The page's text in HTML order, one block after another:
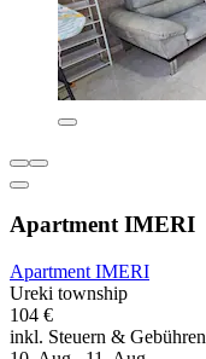
Apartment IMERI
Apartment IMERI
Ureki township
104 €
inkl. Steuern & Gebühren